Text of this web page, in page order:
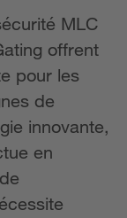
MLC
offrent
pour les
de
innovante,
en